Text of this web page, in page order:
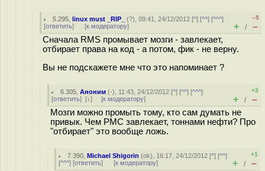
5.295 ,linux must _RIP_ (?), 09:41, 24/12/2012 [^] [^^] [^^^]
[ответить] [к модератору]
–5
+ / –
Сначала RMS промывает мозги - завлекает,
отбирает права на код - а потом, фик - не верну.
Вы не подскажете мне что это напоминает ?
6.305 ,Аноним (-), 11:43, 24/12/2012 [^] [^^] [^^^]
[ответить] [↓] [к модератору]
+3
+ / –
Мозги можно промыть тому, кто сам думать не
привык. Чем РМС завлекает, тоннами нефти? Про
"отбирает" это вообще ложь.
7.390 ,Michael Shigorin (ok), 16:17, 24/12/2012 [^] [^^]
[^^^] [ответить] [к модератору]
+1
+ / –